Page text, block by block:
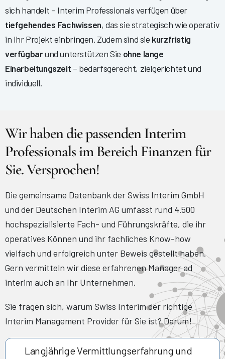
sich handelt – Interim Professionals verfügen über
tiefgehendes Fachwissen, das sie strategisch wie operativ
in Ihr Projekt einbringen. Zudem sind sie kurzfristig
verfügbarund unterstützen Sie ohne lange
Einarbeitungszeit – bedarfsgerecht, zielgerichtet und
individuell.
Wir haben die passenden Interim
Professionals im Bereich Finanzen für
Sie. Versprochen!
Die gemeinsame Datenbank der Swiss Interim GmbH
und der Deutschen Interim AG umfasst rund 4.500
hochspezialisierte Fach- und Führungskräfte, die ihr
operatives Können und ihr fachliches Know-how
vielfach und erfolgreich unter Beweis gestellt haben.
Gern vermitteln wir diese erfahrenen Manager ad
interim auch an Ihr Unternehmen.
Sie fragen sich, warum Swiss Interim der richtige
Interim Management Provider für Sie ist? Darum!
Langjährige Vermittlungserfahrung und